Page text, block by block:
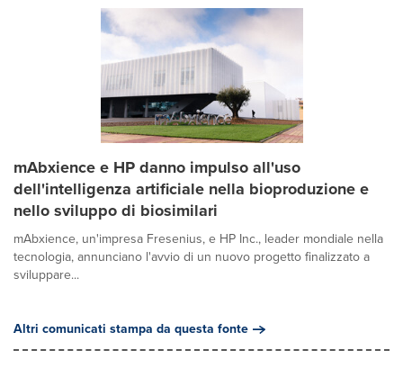
mAbxience e HP danno impulso all'uso
dell'intelligenza artificiale nella bioproduzione e
nello sviluppo di biosimilari
mAbxience, un'impresa Fresenius, e HP Inc., leader mondiale nella
tecnologia, annunciano l'avvio di un nuovo progetto finalizzato a
sviluppare...
Altri comunicati stampa da questa fonte